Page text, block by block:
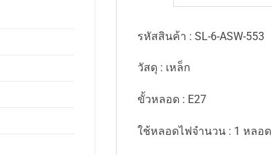
รหัสสินค้า : SL-6-ASW-553
วัสดุ : เหล็ก
ขั้วหลอด : E27
ใช้หลอดไฟจำนวน : 1 หลอด